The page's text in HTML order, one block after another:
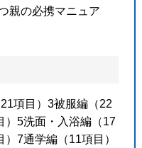
親の必携マニュア
項目）3被服編（22
）5洗面・入浴編（17
7通学編（11項目）